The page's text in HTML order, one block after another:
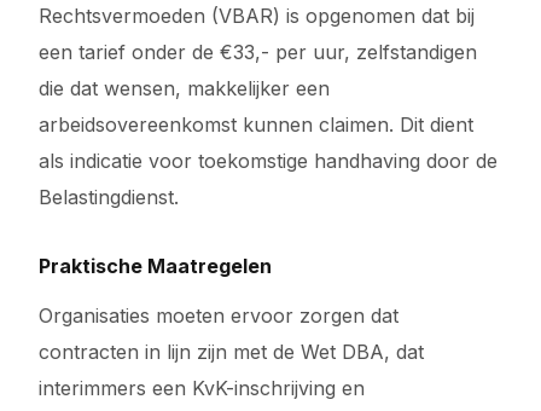
Rechtsvermoeden (VBAR) is opgenomen dat bij
een tarief onder de €33,- per uur, zelfstandigen
die dat wensen, makkelijker een
arbeidsovereenkomst kunnen claimen. Dit dient
als indicatie voor toekomstige handhaving door de
Belastingdienst.
Praktische Maatregelen
Organisaties moeten ervoor zorgen dat
contracten in lijn zijn met de Wet DBA, dat
interimmers een KvK-inschrijving en